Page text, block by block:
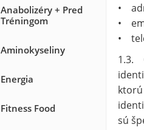
Anabolizéry + Pred
Tréningom
Aminokyseliny
Energia
Fitness Food
•
•
•
1.3.
sú